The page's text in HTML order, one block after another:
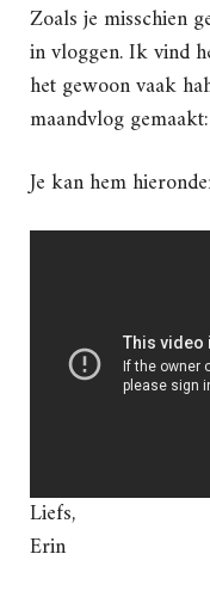
Zoals je misschien
in vloggen. Ik vind
het gewoon vaak
maandvlog
Je kan hem
Liefs,
Erin